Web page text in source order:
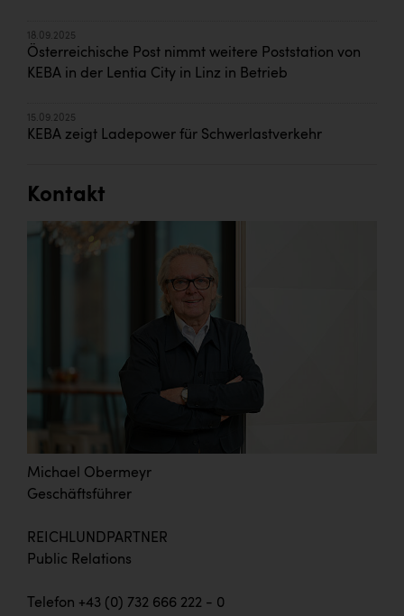
18.09.2025
Österreichische Post nimmt weitere Poststation von
KEBA in der Lentia City in Linz in Betrieb
15.09.2025
KEBA zeigt Ladepower für Schwerlastverkehr
Kontakt
Michael Obermeyr
Geschäftsführer
REICHLUNDPARTNER
Public Relations
Telefon +43 (0) 732 666 222 - 0